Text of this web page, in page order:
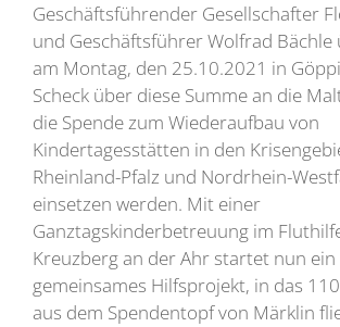
Geschäftsführender Gesellschafter
und Geschäftsführer Wolfrad
am Montag, den 25.10.2021 in
Scheck über diese Summe an die
die Spende zum Wiederaufbau von
Kindertagesstätten in den
Rheinland-Pfalz und Nordrhein-
einsetzen werden. Mit einer
Ganztagskinderbetreuung im
Kreuzberg an der Ahr startet nun ein
gemeinsames Hilfsprojekt, in das
aus dem Spendentopf von Märklin